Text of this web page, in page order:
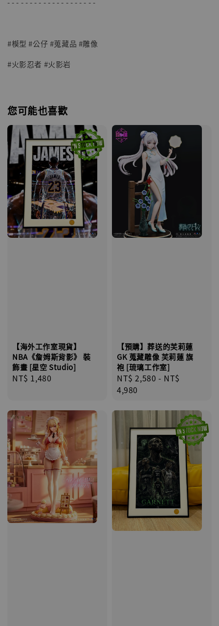
- - - - - - - - - - - - - - - - - - - -
#模型 #公仔 #蒐藏品 #雕像
#火影忍者 #火影岩
您可能也喜歡
【海外工作室現貨】
NBA《詹姆斯背影》 裝
飾畫 [星空 Studio]
Regular
NT$ 1,480
【預購】葬送的芙莉蓮
GK 蒐藏雕像 芙莉蓮 旗
袍 [琉璃工作室]
Regular
price
NT$ 2,580 - NT$
4,980